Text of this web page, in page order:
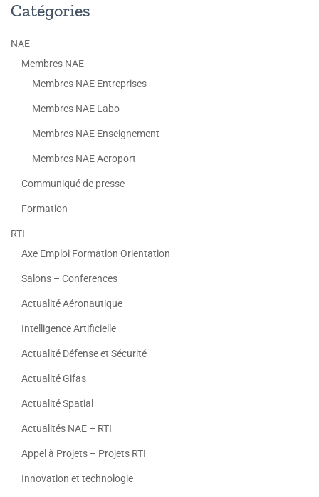
Catégories
NAE
Membres NAE
Membres NAE Entreprises
Membres NAE Labo
Membres NAE Enseignement
Membres NAE Aeroport
Communiqué de presse
Formation
RTI
Axe Emploi Formation Orientation
Salons – Conferences
Actualité Aéronautique
Intelligence Artificielle
Actualité Défense et Sécurité
Actualité Gifas
Actualité Spatial
Actualités NAE – RTI
Appel à Projets – Projets RTI
Innovation et technologie